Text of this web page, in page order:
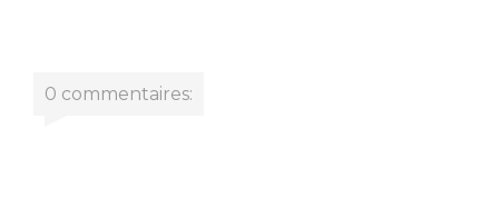
0 commentaires: